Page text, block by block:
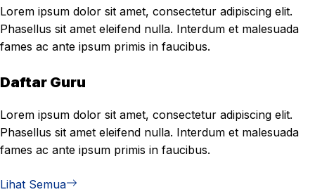
Lorem ipsum dolor sit amet, consectetur adipiscing elit.
Phasellus sit amet eleifend nulla. Interdum et malesuada
fames ac ante ipsum primis in faucibus.
Daftar Guru
Lorem ipsum dolor sit amet, consectetur adipiscing elit.
Phasellus sit amet eleifend nulla. Interdum et malesuada
fames ac ante ipsum primis in faucibus.
Lihat Semua